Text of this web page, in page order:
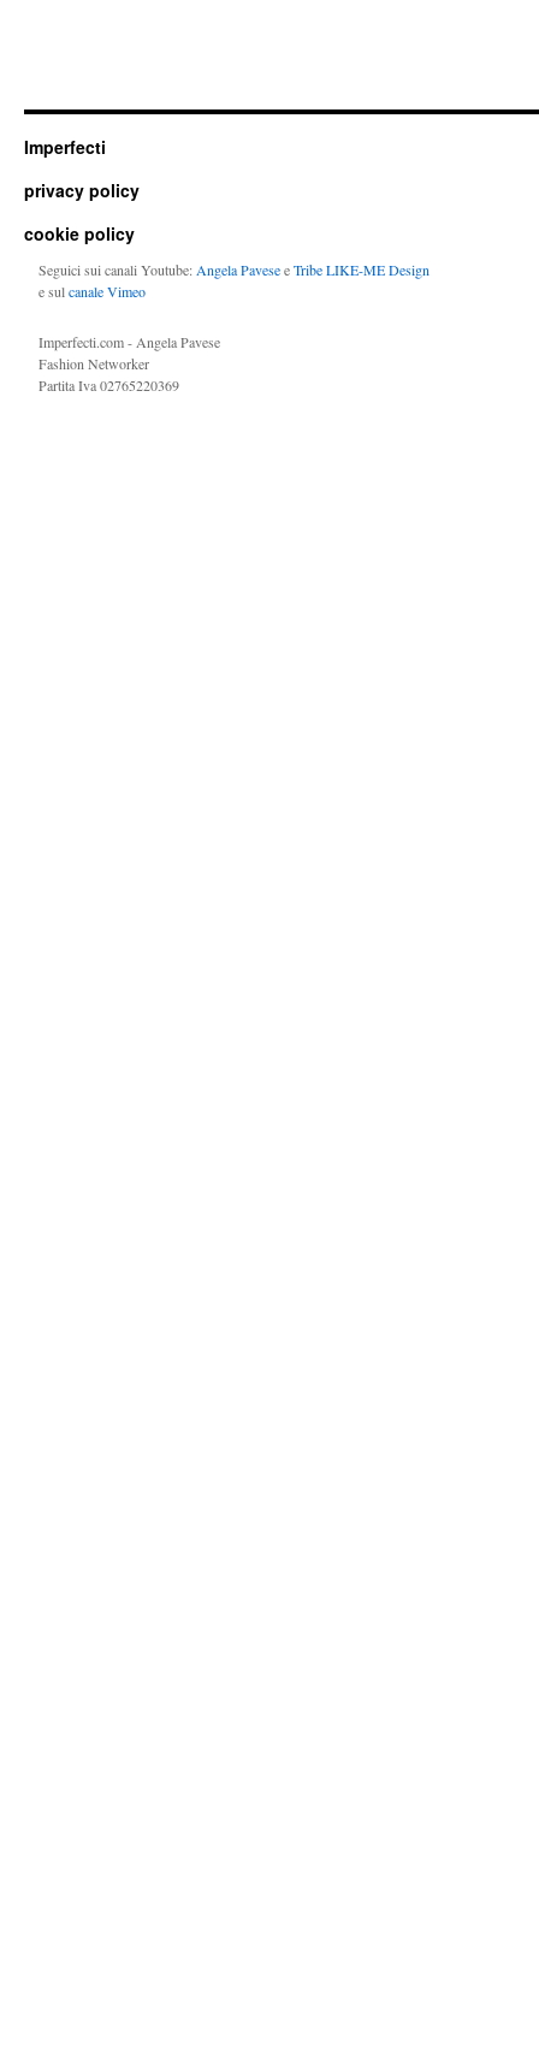
Imperfecti
privacy policy
cookie policy
Seguici sui canali Youtube: Angela PaveseeTribe LIKE-ME Design
e sulcanale Vimeo
Imperfecti.com - Angela Pavese
Fashion Networker
Partita Iva 02765220369